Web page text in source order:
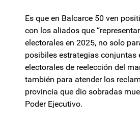
Es que en Balcarce 50 ven
con los aliados que
electorales en 2025, no solo
posibiles estrategias conjuntas
electorales de reelección del
también para atender los
provincia que dio sobradas
Poder Ejecutivo.